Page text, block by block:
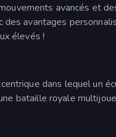
avancés et
avantages
élevés !
dans lequel un
bataille royale